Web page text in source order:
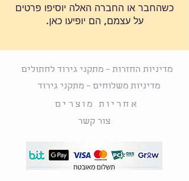
כשהחבר או החברה האלה יוסיפו פרטים
על עצמם, הם יופיעו כאן.
מדיניות החזרות – מתקני גירוד לחתולים
מדיניות משלוחים – מתקני גירוד
אחריות מוצרים
צור קשר